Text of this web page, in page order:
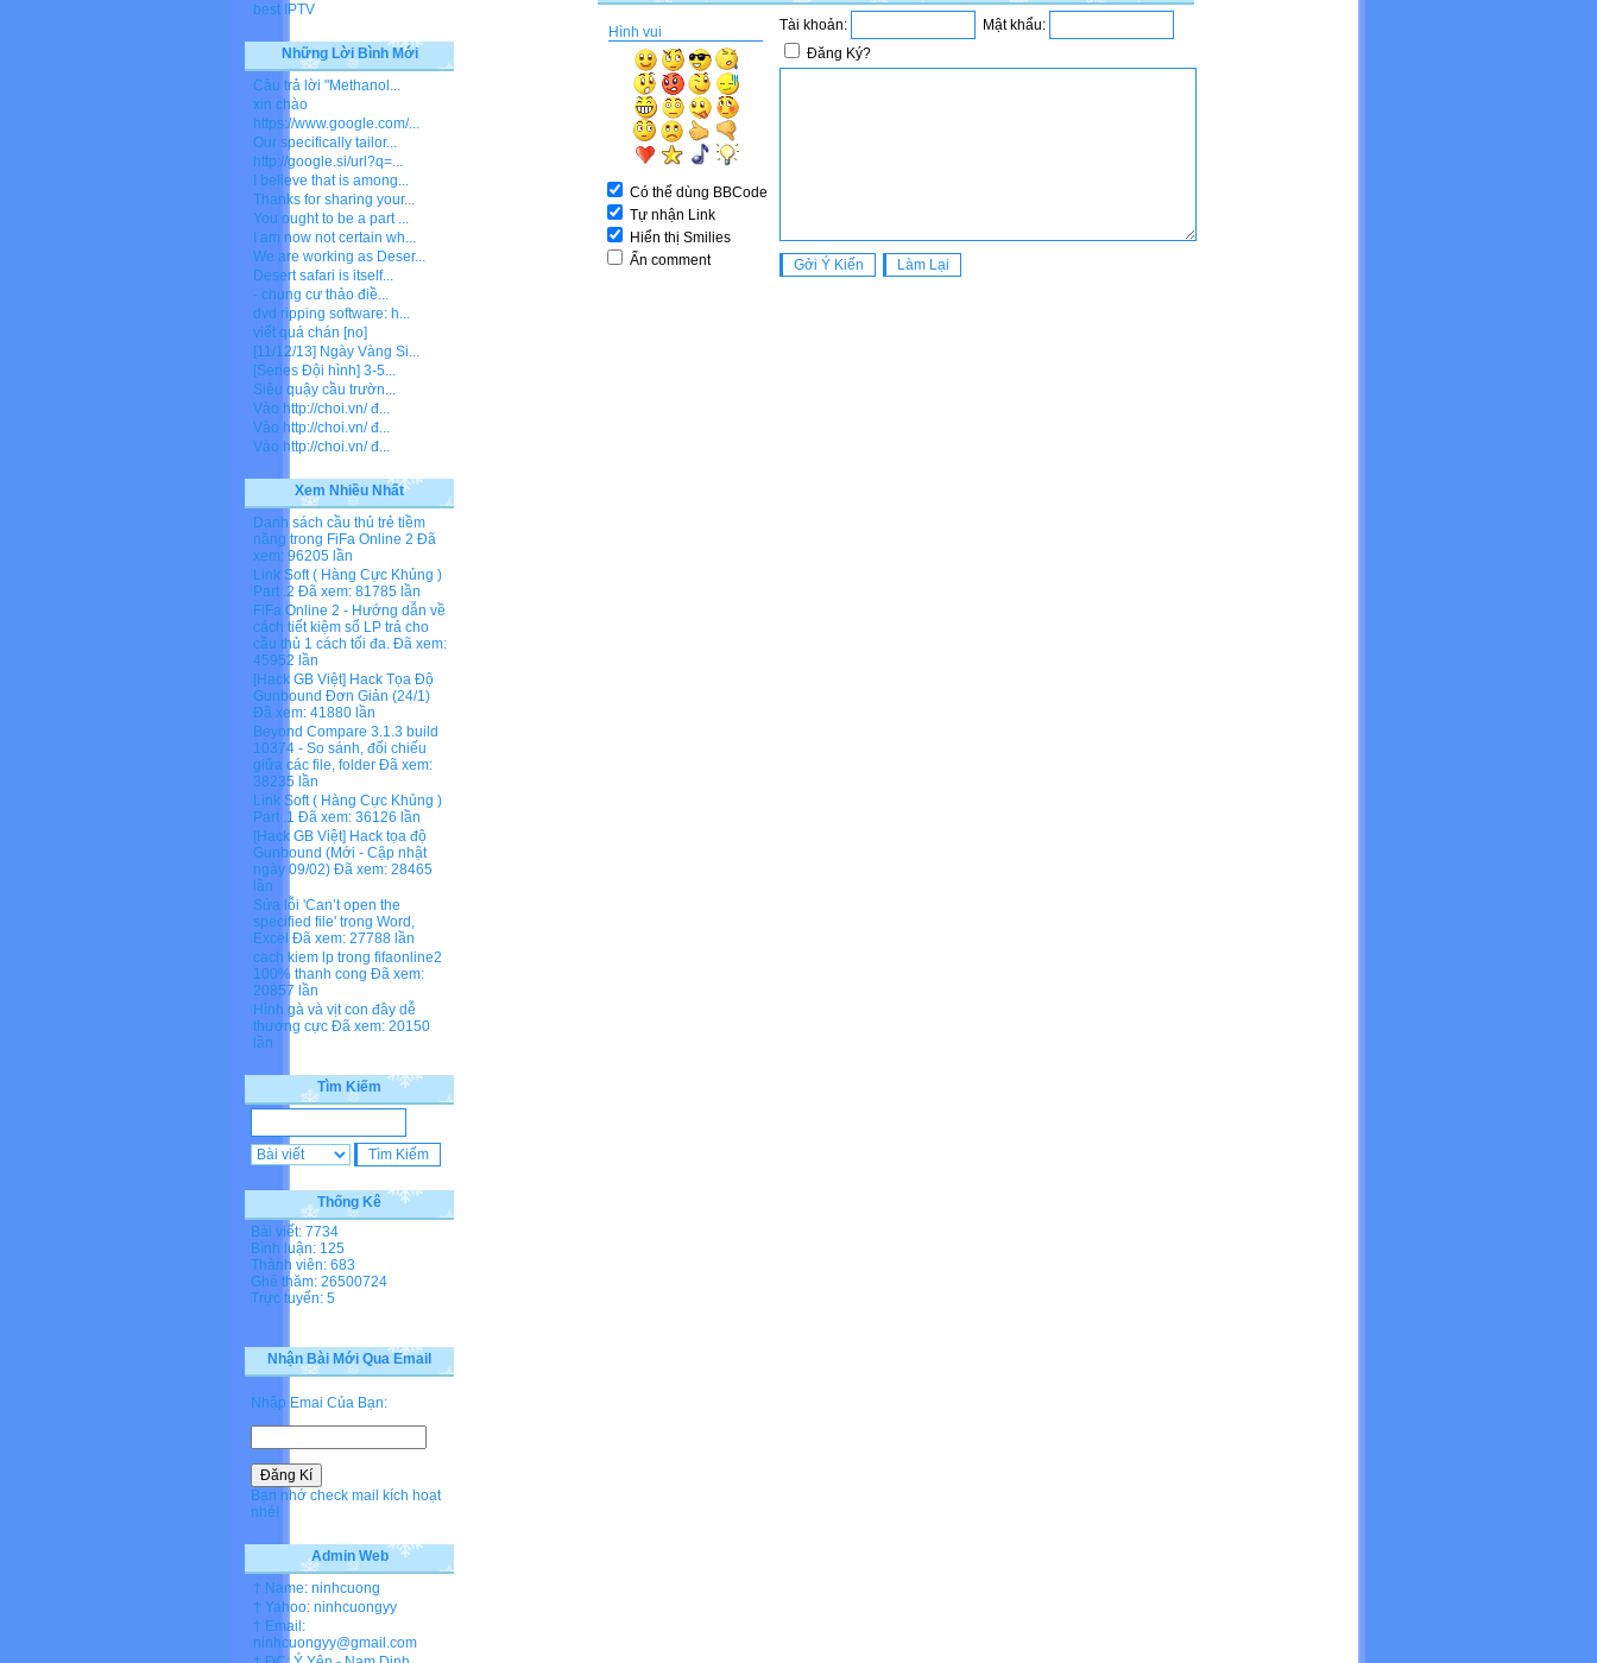
Hình vui
Có thể dùng BBCode
Tự nhận Link
Hiển thị Smilies
Ẩn comment
Tài khoản:
Mật khẩu:
Đăng Ký?
best IPTV
Những Lời Bình Mới
Câu trả lời "Methanol...
xin chào
https://www.google.com/...
Our specifically tailor...
http://google.si/url?q=...
I believe that is among...
Thanks for sharing your...
You ought to be a part ...
I am now not certain wh...
We are working as Deser...
Desert safari is itself...
- chung cư thảo điề...
dvd ripping software: h...
viết quá chán [no]
[11/12/13] Ngày Vàng Si...
[Series Đội hình] 3-5...
Siêu quậy cầu trườn...
Vào http://choi.vn/ đ...
Vào http://choi.vn/ đ...
Vào http://choi.vn/ đ...
Xem Nhiều Nhất
Danh sách cầu thủ trẻ tiềm
năng trong FiFa Online 2 Đã
xem: 96205 lần
Link Soft ( Hàng Cực Khủng )
Part .2 Đã xem: 81785 lần
FiFa Online 2 - Hướng dẫn về
cách tiết kiệm số LP trả cho
cầu thủ 1 cách tối đa. Đã xem:
45952 lần
[Hack GB Việt] Hack Tọa Độ
Gunbound Đơn Giản (24/1)
Đã xem: 41880 lần
Beyond Compare 3.1.3 build
10374 - So sánh, đối chiếu
giữa các file, folder Đã xem:
38235 lần
Link Soft ( Hàng Cực Khủng )
Part .1 Đã xem: 36126 lần
[Hack GB Việt] Hack tọa độ
Gunbound (Mới - Cập nhật
ngày 09/02) Đã xem: 28465
lần
Sửa lỗi 'Can’t open the
specified file' trong Word,
Excel Đã xem: 27788 lần
cach kiem lp trong fifaonline2
100% thanh cong Đã xem:
20857 lần
Hình gà và vịt con đây dễ
thương cực Đã xem: 20150
lần
Tìm Kiếm
Thống Kê
Bài viết: 7734
Bình luận: 125
Thành viên: 683
Ghé thăm: 26500724
Trực tuyến: 5
Nhận Bài Mới Qua Email
Nhập Emai Của Bạn:
Bạn nhớ check mail kích hoạt
nhé!
Admin Web
† Name: ninhcuong
† Yahoo: ninhcuongyy
† Email:
ninhcuongyy@gmail.com